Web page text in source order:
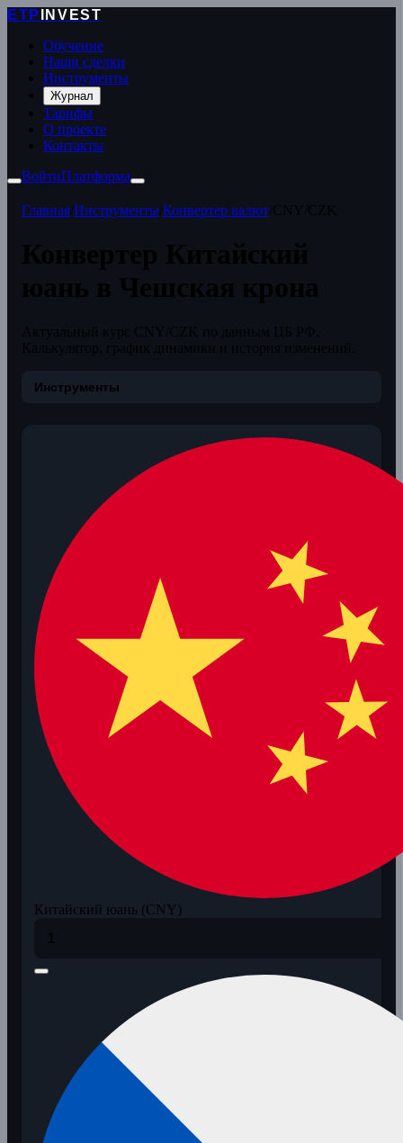
ETP
INVEST
Обучение
Наши сделки
Инструменты
Журнал
Тарифы
О проекте
Контакты
ВойтиПлатформа
Главная Инструменты Конвертер валют
Инструменты
Китайский юань (CNY)